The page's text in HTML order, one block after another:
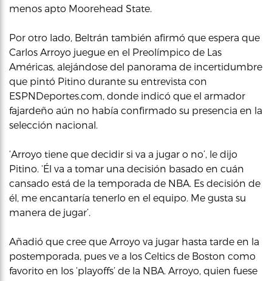
menos apto Moorehead State.
Por otro lado, Beltrán también afirmó que espera que
Carlos Arroyo juegue en el Preolímpico de Las
Américas, alejándose del panorama de incertidumbre
que pintó Pitino durante su entrevista con
ESPNDeportes.com, donde indicó que el armador
fajardeño aún no había confirmado su presencia en la
selección nacional.
‘Arroyo tiene que decidir si va a jugar o no’, le dijo
Pitino. ‘Él va a tomar una decisión basado en cuán
cansado está de la temporada de NBA. Es decisión de
él, me encantaría tenerlo en el equipo. Me gusta su
manera de jugar’.
Añadió que cree que Arroyo va jugar hasta tarde en la
postemporada, pues ve a los Celtics de Boston como
favorito en los ‘playoffs’ de la NBA. Arroyo, quien fuese